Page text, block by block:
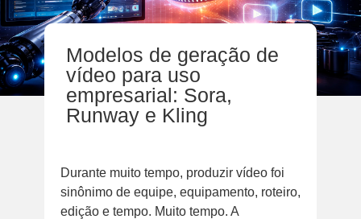
Modelos de geração de
vídeo para uso
empresarial: Sora,
Runway e Kling
Durante muito tempo, produzir vídeo foi
sinônimo de equipe, equipamento, roteiro,
edição e tempo. Muito tempo. A